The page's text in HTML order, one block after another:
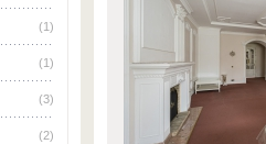
(1)
(1)
(3)
(2)